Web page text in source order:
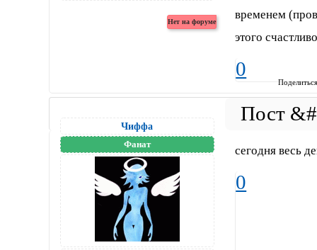
временем
этого
0
Чиффа
Фанат сегодня весь
0